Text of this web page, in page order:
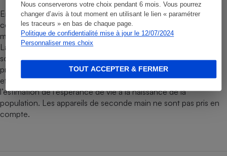
Nous conserverons votre choix pendant 6 mois. Vous pourrez
changer d’avis à tout moment en utilisant le lien « paramétrer
les traceurs » en bas de chaque page.
Politique de confidentialité mise à jour le 12/07/2024
Personnaliser mes choix
TOUT ACCEPTER & FERMER
En juin 2025, une enquête a été réalisée auprès de 14 976
consommateurs européens pour connaître la fiabilité des
marques de fours encastrables.
La durée de vie et l’espérance de vie sans pannes d’un produit
sont calculées à partir de la probabilité de fin de vie ou de la
probabilité de pannes à chaque âge de l’appareil (1 an, 2 ans,
etc.). Cette méthode est celle actuellement en usage pour
l’estimation de l’espérance de vie à la naissance de la
population. Les appareils de seconde main ne sont pas pris en
compte.